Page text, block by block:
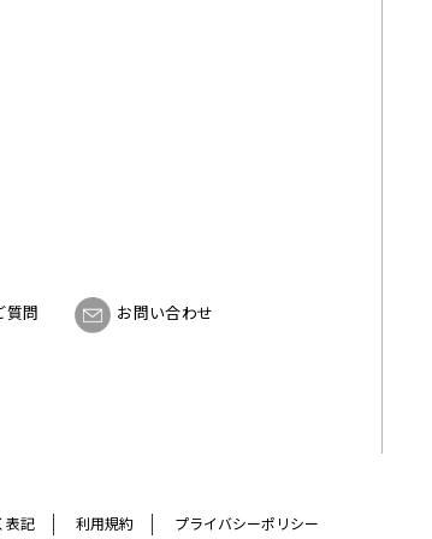
質問 お問い合わせ
表記 利用規約 プライバシーポリシー